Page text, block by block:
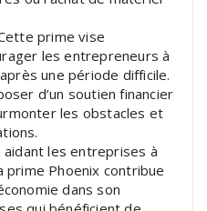
prime vise
les entrepreneurs à
une période difficile.
d’un soutien financier
les obstacles et
aidant les entreprises à
Phoenix contribue
dans son